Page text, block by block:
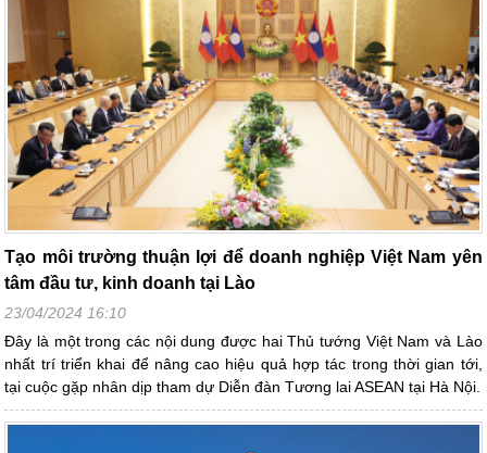
Tạo môi trường thuận lợi để doanh nghiệp Việt Nam yên
tâm đầu tư, kinh doanh tại Lào
23/04/2024 16:10
Đây là một trong các nội dung được hai Thủ tướng Việt Nam và Lào
nhất trí triển khai để nâng cao hiệu quả hợp tác trong thời gian tới,
tại cuộc gặp nhân dịp tham dự Diễn đàn Tương lai ASEAN tại Hà Nội.